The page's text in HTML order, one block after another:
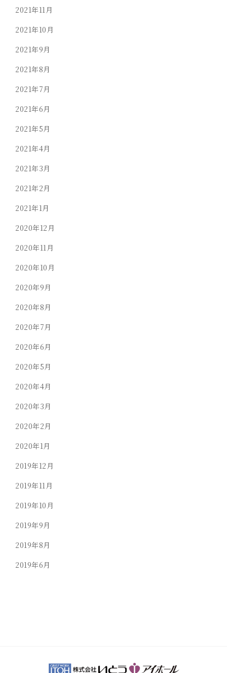
2021年11月
2021年10月
2021年9月
2021年8月
2021年7月
2021年6月
2021年5月
2021年4月
2021年3月
2021年2月
2021年1月
2020年12月
2020年11月
2020年10月
2020年9月
2020年8月
2020年7月
2020年6月
2020年5月
2020年4月
2020年3月
2020年2月
2020年1月
2019年12月
2019年11月
2019年10月
2019年9月
2019年8月
2019年6月